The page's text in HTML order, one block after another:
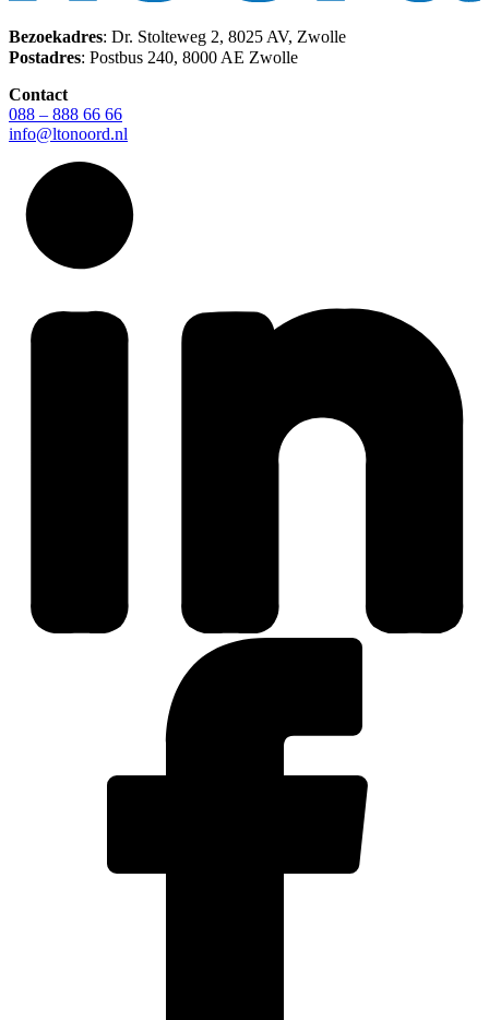
Bezoekadres: Dr. Stolteweg 2, 8025 AV, Zwolle
Postadres: Postbus 240, 8000 AE Zwolle
Contact
088 – 888 66 66
info@ltonoord.nl